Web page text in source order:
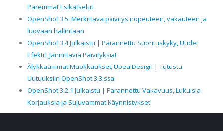
Paremmat Esikatselut
OpenShot 3.5: Merkittävä päivitys nopeuteen, vakauteen ja
luovaan hallintaan
OpenShot 3.4 Julkaistu | Parannettu Suorituskyky, Uudet
Efektit, Jännittäviä Päivityksiä!
Älykkäämmät Muokkaukset, Upea Design | Tutustu
Uutuuksiin OpenShot 3.3:ssa
OpenShot 3.2.1 Julkaistu | Parannettu Vakavuus, Lukuisia
Korjauksia ja Sujuvammat Käynnistykset!